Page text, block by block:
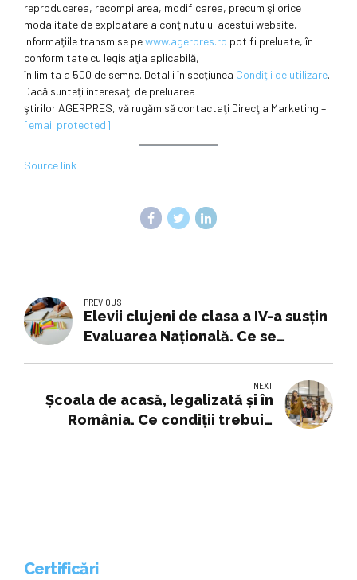
reproducerea, recompilarea, modificarea, precum şi orice
modalitate de exploatare a conţinutului acestui website.
Informaţiile transmise pewww.agerpres.ro pot fi preluate, în
conformitate cu legislaţia aplicabilă,
în limita a 500 de semne. Detalii în secţiunea Condiţii de utilizare.
Dacă sunteţi interesaţi de preluarea
ştirilor AGERPRES, vă rugăm să contactaţi Direcţia Marketing –
[email protected].
Source link
PREVIOUS
Elevii clujeni de clasa a IV-a susțin
Evaluarea Națională. Ce se
susțin Evaluarea Națională. Ce se
întâmplă în școlile unde nu este
NEXT
Școala de acasă, legalizată și în
România. Ce condiții trebuie
Certificări